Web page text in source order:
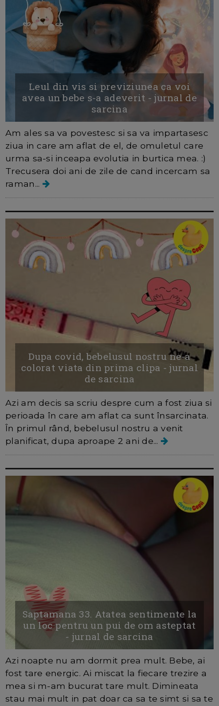
Leul din vis si previziunea ca voi
avea un bebe s-a adeverit - jurnal de
sarcina
Am ales sa va povestesc si sa va impartasesc
ziua in care am aflat de el, de omuletul care
urma sa-si inceapa evolutia in burtica mea. :)
Trecusera doi ani de zile de cand incercam sa
raman...
Dupa covid, bebelusul nostru ne-a
colorat viata din prima clipa - jurnal
de sarcina
Azi am decis sa scriu despre cum a fost ziua si
perioada în care am aflat ca sunt însarcinata.
În primul rând, bebelusul nostru a venit
planificat, dupa aproape 2 ani de...
Saptamana 33. Atatea sentimente la
un loc pentru un pui de om asteptat
- jurnal de sarcina
Azi noapte nu am dormit prea mult. Bebe, ai
fost tare energic. Ai miscat la fiecare trezire a
mea si m-am bucurat tare mult. Dimineata
stau mai mult in pat doar ca sa te simt si sa te